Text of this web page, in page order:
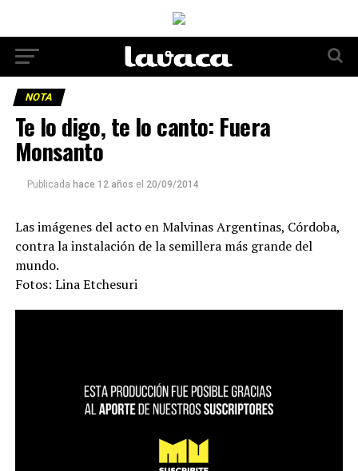
NOTA
Te lo digo, te lo canto: Fuera
Monsanto
Publicada hace 12 años el 20/09/2014
Las imágenes del acto en Malvinas Argentinas, Córdoba,
contra la instalación de la semillera más grande del
mundo.
Fotos: Lina Etchesuri